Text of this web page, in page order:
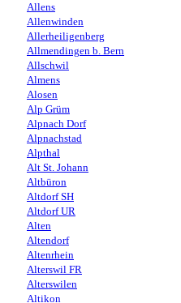
Allens
Allenwinden
Allerheiligenberg
Allmendingen b. Bern
Allschwil
Almens
Alosen
Alp Grüm
Alpnach Dorf
Alpnachstad
Alpthal
Alt St. Johann
Altbüron
Altdorf SH
Altdorf UR
Alten
Altendorf
Altenrhein
Alterswil FR
Alterswilen
Altikon